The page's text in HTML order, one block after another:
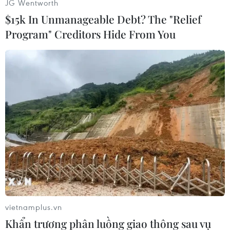
Người hùng cơ bắp Schwarzenegger
quay lại nghề
Xem thêm
CƠ QUAN CHỦ QUẢN: THÔNG TẤN XÃ VIỆT NAM
Tổng Biên tập: TRẦN TIẾN DUẨN
Phó Tổng Biên tập: NGUYỄN THỊ TÁM, KHÚC THANH
THỦY
JG Wentworth
$15k In Unmanageable Debt? The "Relief
Program" Creditors Hide From You
vietnamplus.vn
Khẩn trương phân luồng giao thông sau vụ